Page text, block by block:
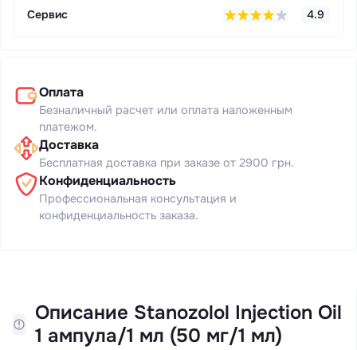
Сервис
4.9
Оплата
Безналичный расчет или оплата наложенным
платежом.
Доставка
Бесплатная доставка при заказе от 2900 грн.
Конфиденциальность
Профессиональная консультация и
конфиденциальность заказа.
Описание Stanozolol Injection Oil
1 ампула/1 мл (50 мг/1 мл)